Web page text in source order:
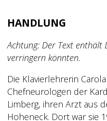
HANDLUNG
Achtung: Der Text enthält
verringern könnten.
Die Klavierlehrerin
Chefneurologen der
Limberg, ihren Arzt aus
Hoheneck. Dort war sie